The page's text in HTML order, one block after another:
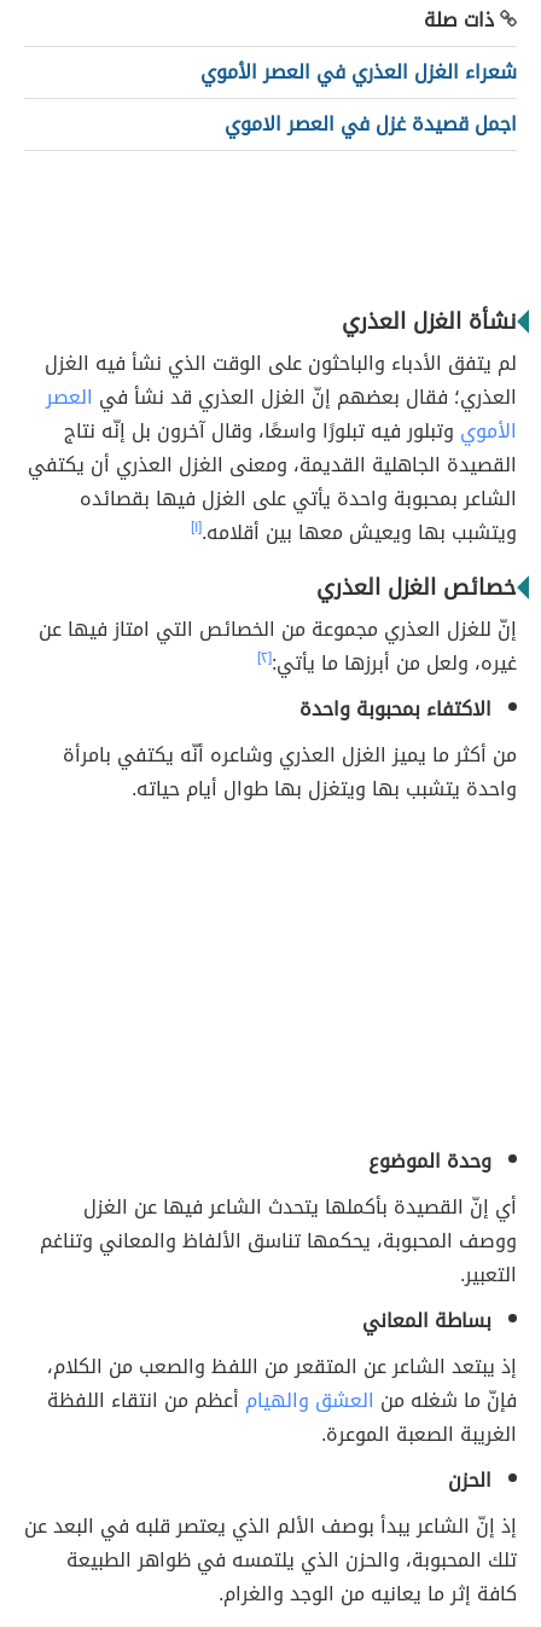
ذات صلة
شعراء الغزل العذري في العصر الأموي
اجمل قصيدة غزل في العصر الاموي
نشأة الغزل العذري
لم يتفق الأدباء والباحثون على الوقت الذي نشأ فيه الغزل
العذري؛ فقال بعضهم إنّ الغزل العذري قد نشأ في العصر
الأموي وتبلور فيه تبلورًا واسعًا، وقال آخرون بل إنّه نتاج
القصيدة الجاهلية القديمة، ومعنى الغزل العذري أن يكتفي
الشاعر بمحبوبة واحدة يأتي على الغزل فيها بقصائده
ويتشبب بها ويعيش معها بين أقلامه.[١]
خصائص الغزل العذري
إنّ للغزل العذري مجموعة من الخصائص التي امتاز فيها عن
غيره، ولعل من أبرزها ما يأتي:[٢]
الاكتفاء بمحبوبة واحدة
من أكثر ما يميز الغزل العذري وشاعره أنّه يكتفي بامرأة
واحدة يتشبب بها ويتغزل بها طوال أيام حياته.
وحدة الموضوع
أي إنّ القصيدة بأكملها يتحدث الشاعر فيها عن الغزل
ووصف المحبوبة، يحكمها تناسق الألفاظ والمعاني وتناغم
التعبير.
بساطة المعاني
إذ يبتعد الشاعر عن المتقعر من اللفظ والصعب من الكلام،
فإنّ ما شغله من العشق والهيام أعظم من انتقاء اللفظة
الغريبة الصعبة الموعرة.
الحزن
إذ إنّ الشاعر يبدأ بوصف الألم الذي يعتصر قلبه في البعد عن
تلك المحبوبة، والحزن الذي يلتمسه في ظواهر الطبيعة
كافة إثر ما يعانيه من الوجد والغرام.